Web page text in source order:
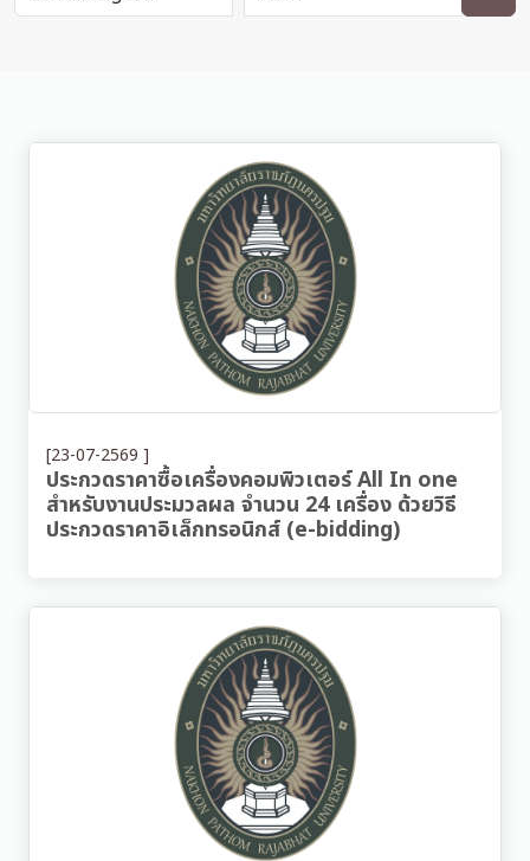
[23-07-2569 ]
ประกวดราคาซื้อเครื่องคอมพิวเตอร์ All In one
สำหรับงานประมวลผล จำนวน 24 เครื่อง ด้วยวิธี
ประกวดราคาอิเล็กทรอนิกส์ (e-bidding)